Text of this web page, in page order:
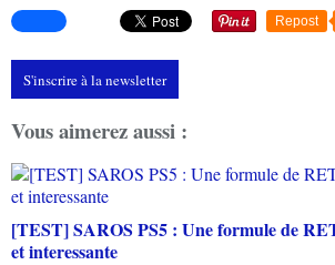
Repost
S'inscrire à la newsletter
Vous aimerez aussi :
[TEST] SAROS PS5 : Une formule de
et interessante